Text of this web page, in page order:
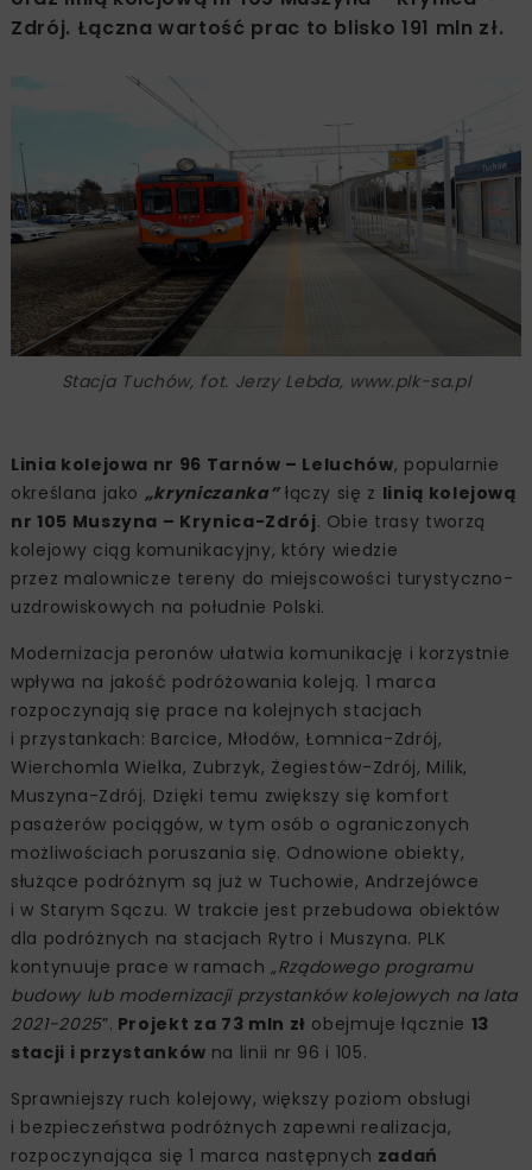
Zdrój. Łączna wartość prac to blisko 191 mln zł.
Stacja Tuchów, fot. Jerzy Lebda, www.plk-sa.pl
Linia kolejowa nr 96 Tarnów – Leluchów, popularnie
określana jako „kryniczanka”łączy się z linią kolejową
nr 105 Muszyna – Krynica-Zdrój. Obie trasy tworzą
kolejowy ciąg komunikacyjny, który wiedzie
przez malownicze tereny do miejscowości turystyczno-
uzdrowiskowych na południe Polski.
Modernizacja peronów ułatwia komunikację i korzystnie
wpływa na jakość podróżowania koleją. 1 marca
rozpoczynają się prace na kolejnych stacjach
i przystankach: Barcice, Młodów, Łomnica-Zdrój,
Wierchomla Wielka, Zubrzyk, Żegiestów-Zdrój, Milik,
Muszyna-Zdrój. Dzięki temu zwiększy się komfort
pasażerów pociągów, w tym osób o ograniczonych
możliwościach poruszania się. Odnowione obiekty,
służące podróżnym są już w Tuchowie, Andrzejówce
i w Starym Sączu. W trakcie jest przebudowa obiektów
dla podróżnych na stacjach Rytro i Muszyna. PLK
kontynuuje prace w ramach „Rządowego programu
budowy lub modernizacji przystanków kolejowych na lata
2021-2025”. Projekt za 73 mln zł obejmuje łącznie 13
stacji i przystanków na linii nr 96 i 105.
Sprawniejszy ruch kolejowy, większy poziom obsługi
i bezpieczeństwa podróżnych zapewni realizacja,
rozpoczynająca się 1 marca następnych zadań